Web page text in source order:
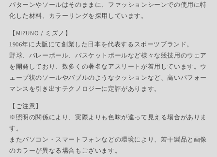
パターンやソールはそのままに、ファッションシーンでの使用に特
化した材料、カラーリングを採用しています。
【MIZUNO / ミズノ】
1906年に大阪にて創業した日本を代表するスポーツブランド。
野球、バレーボール、バスケットボールなど様々な競技用のウェア
を開発しており、数多くの著名なアスリートが着用しています。ウ
ェーブ状のソールやバブルのようなクッションなど、高いパフォー
マンスを引き出すテクノロジーに定評があります。
【ご注意】
※照明の関係により、実際よりも色味が違って見える場合がありま
す。
またパソコン・スマートフォンなどの環境により、若干製品と画像
のカラーが異なる場合もございます。